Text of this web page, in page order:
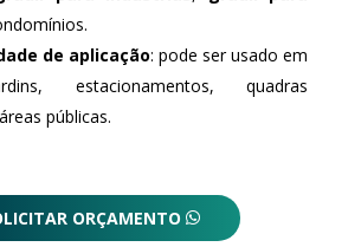
de aplicação: pode ser usado em
estacionamentos, quadras
públicas.
ORÇAMENTO